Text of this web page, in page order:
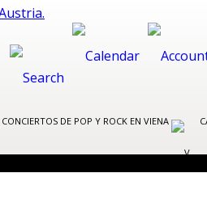
CONCIERTOS DE POP Y ROCK EN VIENA